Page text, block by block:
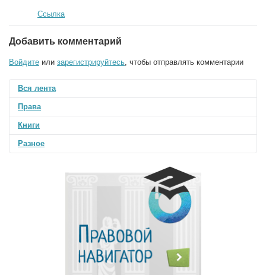
Ссылка
Добавить комментарий
Войдите или зарегистрируйтесь , чтобы отправлять комментарии
Вся лента
Права
Книги
Разное